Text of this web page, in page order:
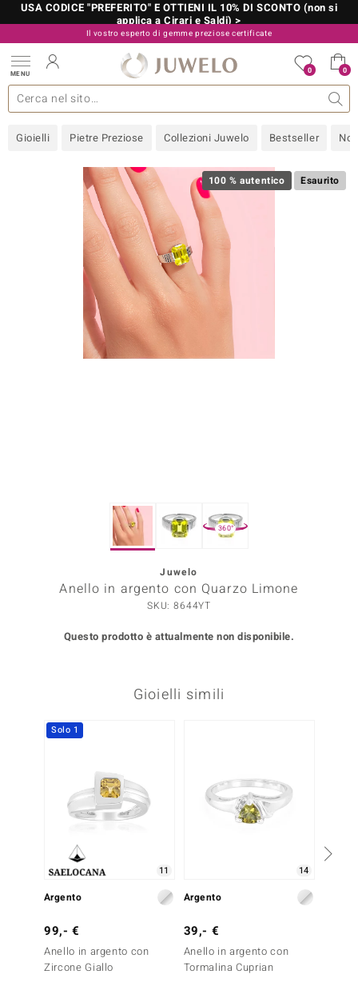
USA CODICE "PREFERITO" E OTTIENI IL 10% DI SCONTO (non si
applica a Cirari e Saldi) >
Il vostro esperto di gemme preziose certificate
800 986 787
MENU 0 0
Gioielli Pietre Preziose Collezioni Juwelo Bestseller
gioielli Design Metallo prezioso Misure anelli
più importanti Pietre preziose per colore Pietre preziose
by de Melo
Informazioni generali Approfondimenti Consigli
Acquistare in diretta Juwelo
100 % autentico Esaurito
360°
Juwelo
Anello in argento con Quarzo Limone
SKU: 8644YT
Questo prodotto è attualmente non disponibile.
Gioielli simili
Solo 1
11
Argento
99,- €
Anello in argento con
Zircone Giallo
14
Argento
39,- €
Anello in argento con
Tormalina Cuprian